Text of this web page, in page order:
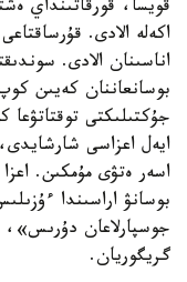
قويسا، قورقاتىنداي
اكەلە الادى.
اناسىنان الادى.
بوسانعاننان كەيىن
جۇكتىلىكتى
ايەل اعزاسى
اسەر ەتۋى مۇمكىن.
بوسانۋ اراسىندا
جوسپارلاعان دۇرىس»،
گريگوريان.